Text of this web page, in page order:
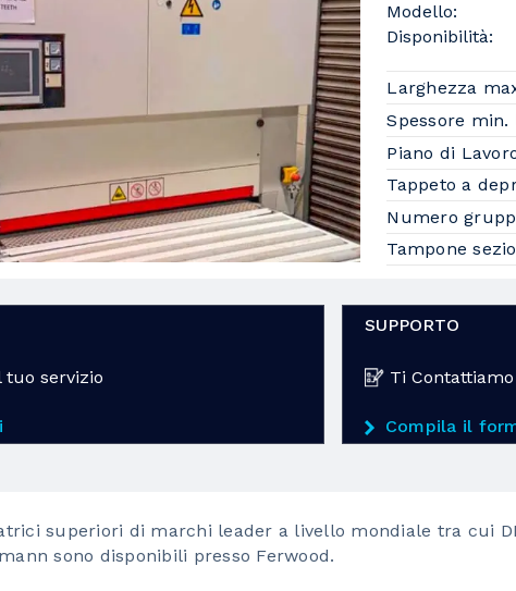
Modello:
Disponibilità:
Larghezza
Spessore min.
Piano di
Tappeto a
Numero
Tampone
tuo servizio
SUPPORTO
Ti
Compila il
superiori di marchi leader a livello mondiale tra cui
sono disponibili presso Ferwood.